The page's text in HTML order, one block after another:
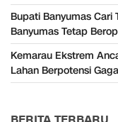
Bupati Banyumas Cari
Banyumas Tetap
Kemarau Ekstrem
Lahan Berpotensi